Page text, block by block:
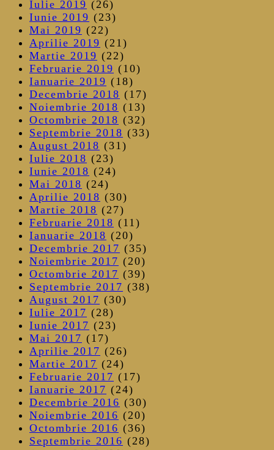
Iulie 2019 (26)
Iunie 2019 (23)
Mai 2019 (22)
Aprilie 2019 (21)
Martie 2019 (22)
Februarie 2019 (10)
Ianuarie 2019 (18)
Decembrie 2018 (17)
Noiembrie 2018 (13)
Octombrie 2018 (32)
Septembrie 2018 (33)
August 2018 (31)
Iulie 2018 (23)
Iunie 2018 (24)
Mai 2018 (24)
Aprilie 2018 (30)
Martie 2018 (27)
Februarie 2018 (11)
Ianuarie 2018 (20)
Decembrie 2017 (35)
Noiembrie 2017 (20)
Octombrie 2017 (39)
Septembrie 2017 (38)
August 2017 (30)
Iulie 2017 (28)
Iunie 2017 (23)
Mai 2017 (17)
Aprilie 2017 (26)
Martie 2017 (24)
Februarie 2017 (17)
Ianuarie 2017 (24)
Decembrie 2016 (30)
Noiembrie 2016 (20)
Octombrie 2016 (36)
Septembrie 2016 (28)